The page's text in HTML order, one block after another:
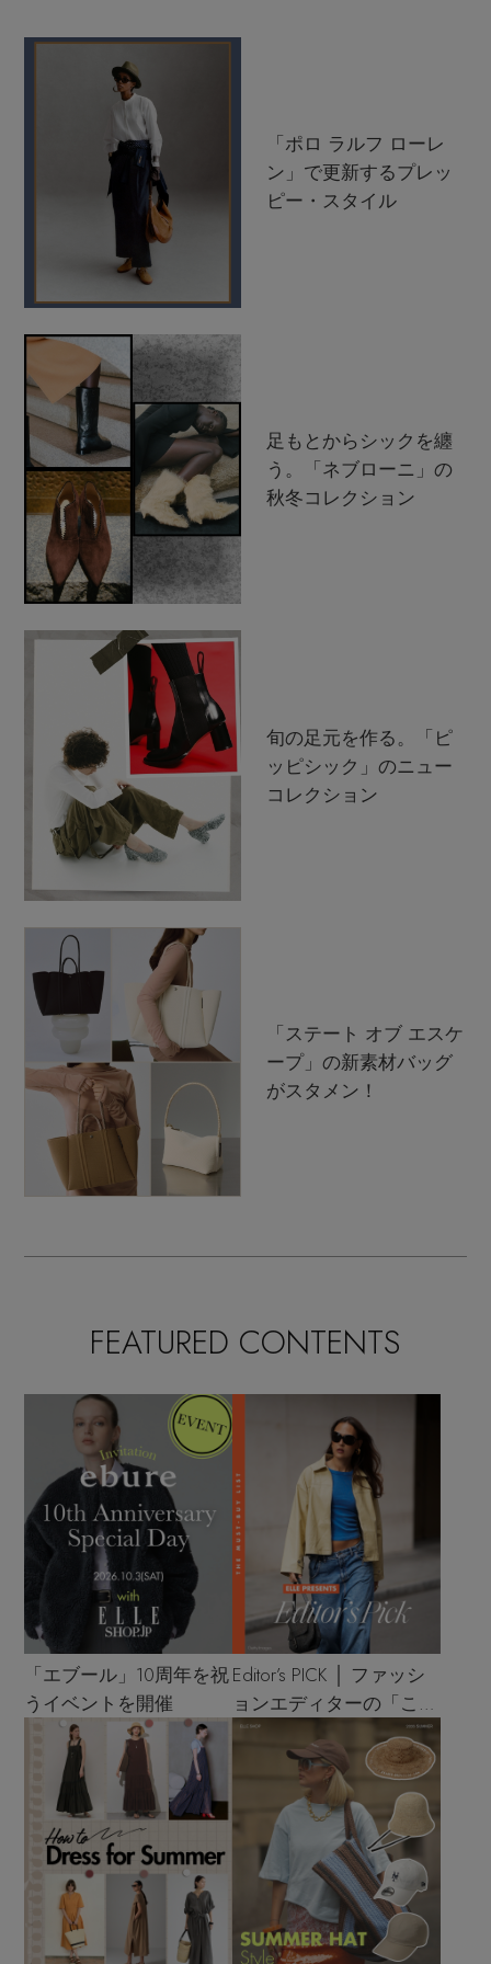
「ポロ ラルフ ローレ
ン」で更新するプレッ
ピー・スタイル
足もとからシックを纏
う。「ネブローニ」の
秋冬コレクション
旬の足元を作る。「ピ
ッピシック」のニュー
コレクション
「ステート オブ エスケ
ープ」の新素材バッグ
がスタメン！
FEATURED CONTENTS
「エブール」10周年を祝
うイベントを開催
Editor’s PICK │ ファッシ
ョンエディターの「これ
買い！」リスト